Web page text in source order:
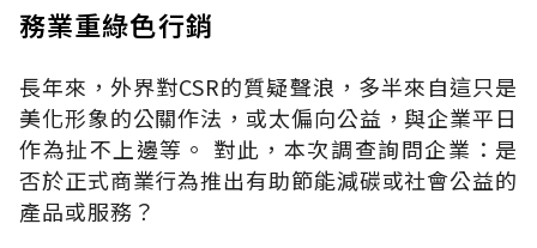
務業重綠色行銷
長年來，外界對CSR的質疑聲浪，多半來自這只是
美化形象的公關作法，或太偏向公益，與企業平日
作為扯不上邊等。 對此，本次調查詢問企業：是
否於正式商業行為推出有助節能減碳或社會公益的
產品或服務？